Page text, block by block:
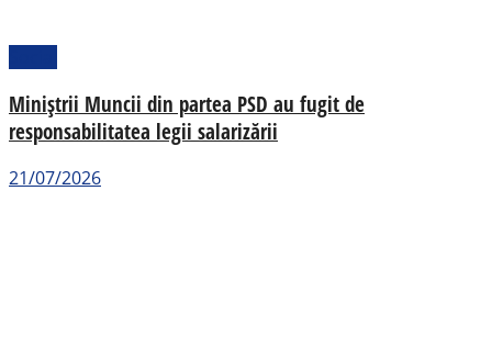
Miniștrii Muncii din partea PSD au fugit de
responsabilitatea legii salarizării
21/07/2026